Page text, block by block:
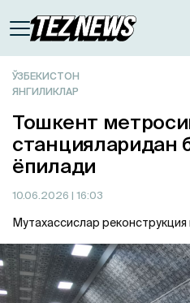
ЎЗБЕКИСТОН
ЯНГИЛИКЛАР
Тошкент
станцияларидан
ёпилади
10.06.2026 | 16:03
Мутахассислар